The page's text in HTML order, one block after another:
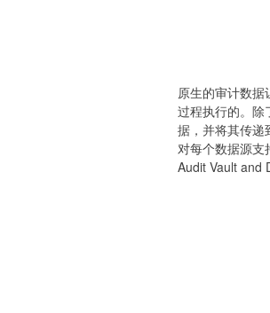
原生的审计数
过程执行的。除
据，并将其传递
对每个数据源支
Audit Vault and